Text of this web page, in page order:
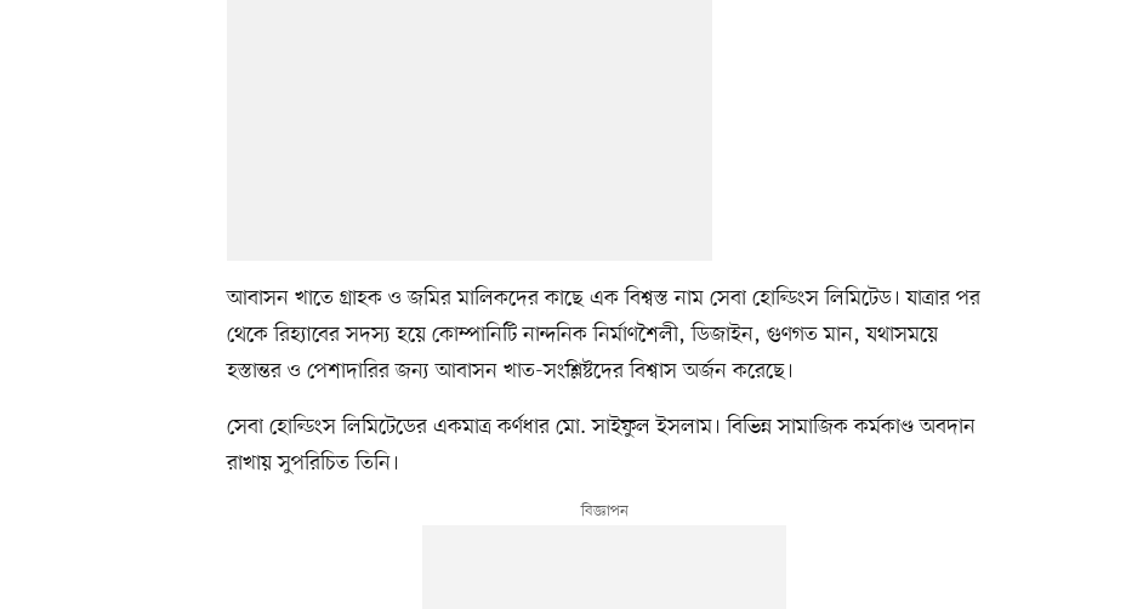
আবাসন খাতে গ্রাহক ও জমির মালিকদের কাছে এক বিশ্বস্ত নাম সেবা হোল্ডিংস লিমিটেড। যাত্রার পর
থেকে রিহ্যাবের সদস্য হয়ে কোম্পানিটি নান্দনিক নির্মাণশৈলী, ডিজাইন, গুণগত মান, যথাসময়ে
হস্তান্তর ও পেশাদারির জন্য আবাসন খাত-সংশ্লিষ্টদের বিশ্বাস অর্জন করেছে।
সেবা হোল্ডিংস লিমিটেডের একমাত্র কর্ণধার মো. সাইফুল ইসলাম। বিভিন্ন সামাজিক কর্মকাণ্ড অবদান
রাখায় সুপরিচিত তিনি।